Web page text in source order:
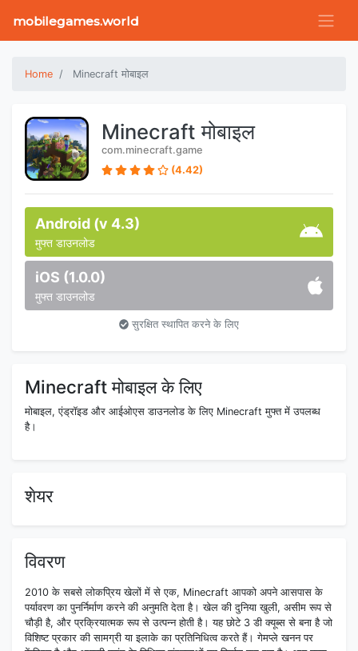
mobilegames.world
Home Minecraft मोबाइल
Minecraft मोबाइल
com.minecraft.game
(4.42)
Android (v 4.3)
मुफ्त डाउनलोड
iOS (1.0.0)
मुफ्त डाउनलोड
सुरक्षित स्थापित करने के लिए
Minecraft मोबाइल के लिए
मोबाइल, एंड्रॉइड और आईओएस डाउनलोड के लिए Minecraft मुफ्त में उपलब्ध
है।
शेयर
विवरण
2010 के सबसे लोकप्रिय खेलों में से एक, Minecraft आपको अपने आसपास के
पर्यावरण का पुनर्निर्माण करने की अनुमति देता है। खेल की दुनिया खुली, असीम रूप से
चौड़ी है, और प्रक्रियात्मक रूप से उत्पन्न होती है। यह छोटे 3 डी क्यूब्स से बना है जो
विशिष्ट प्रकार की सामग्री या इलाके का प्रतिनिधित्व करते हैं। गेमप्ले खनन पर